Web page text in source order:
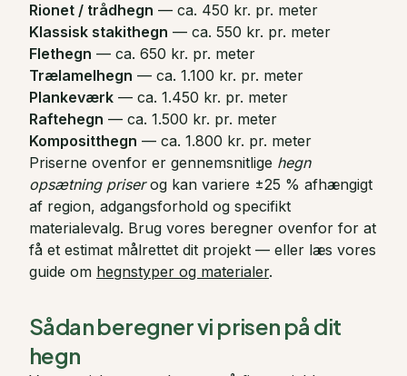
Rionet / trådhegn — ca. 450 kr. pr. meter
Klassisk stakithegn — ca. 550 kr. pr. meter
Flethegn — ca. 650 kr. pr. meter
Trælamelhegn — ca. 1.100 kr. pr. meter
Plankeværk — ca. 1.450 kr. pr. meter
Raftehegn — ca. 1.500 kr. pr. meter
Kompositthegn — ca. 1.800 kr. pr. meter
Priserne ovenfor er gennemsnitlige hegn
opsætning priserog kan variere ±25 % afhængigt
af region, adgangsforhold og specifikt
materialevalg. Brug vores beregner ovenfor for at
få et estimat målrettet dit projekt — eller læs vores
guide om hegnstyper og materialer.
Sådan beregner vi prisen på dit
hegn